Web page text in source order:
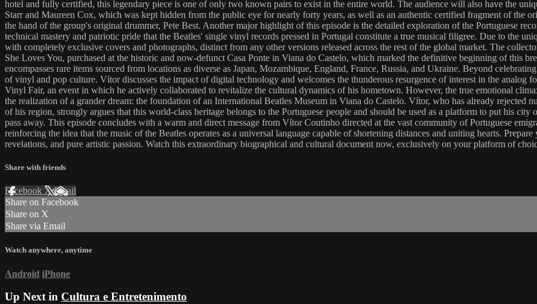
hotel and fully certified, this legendary piece is one of only two known pairs to exist in the entire world. The audience will also have the
Starr and Maureen Cox, which was kept hidden from the public eye for nearly forty years, as well as an authentic certified fragment of the
the hand of the group's original drummer, Pete Best. Another major highlight of this episode is the detailed exploration of the Portuguese
technical mastery and patriotic pride that the Beatles' single vinyl records pressed in Portugal constitute a true musical filigree. Due to the
with completely exclusive covers and photographs, distinct from any other versions released across the rest of the global market. The
She Loves You, purchased at the historic and now-defunct Casa Ponte in Viana do Castelo, which marked the definitive beginning of this
encompasses rare items sourced from locations as diverse as Japan, Mozambique, England, France, Russia, and Ukraine. Beyond
of vinyl and pop culture. Vítor discusses the impact of digital technology and welcomes the thunderous resurgence of interest in the analog
Vinyl Fair, an event in which he actively collaborated to revitalize the cultural dynamics of his hometown. However, the true emotional
the realization of a grander dream: the foundation of an International Beatles Museum in Viana do Castelo. Vítor, who has already rejected
of his region, strongly argues that this world-class heritage belongs to the Portuguese people and should be used as a platform to put his
pass away. This episode concludes with a warm and direct message from Vítor Coutinho directed at the vast community of Portuguese
reinforcing the idea that the music of the Beatles operates as a universal language capable of shortening distances and uniting hearts.
revelations, and pure artistic passion. Watch this extraordinary biographical and cultural document now, exclusively on your platform of
Share with friends
Facebook XEmail
Share on Facebook
Share on X
Share via Email
Watch anywhere, anytime
Android iPhone
Up Next in Cultura e Entretenimento